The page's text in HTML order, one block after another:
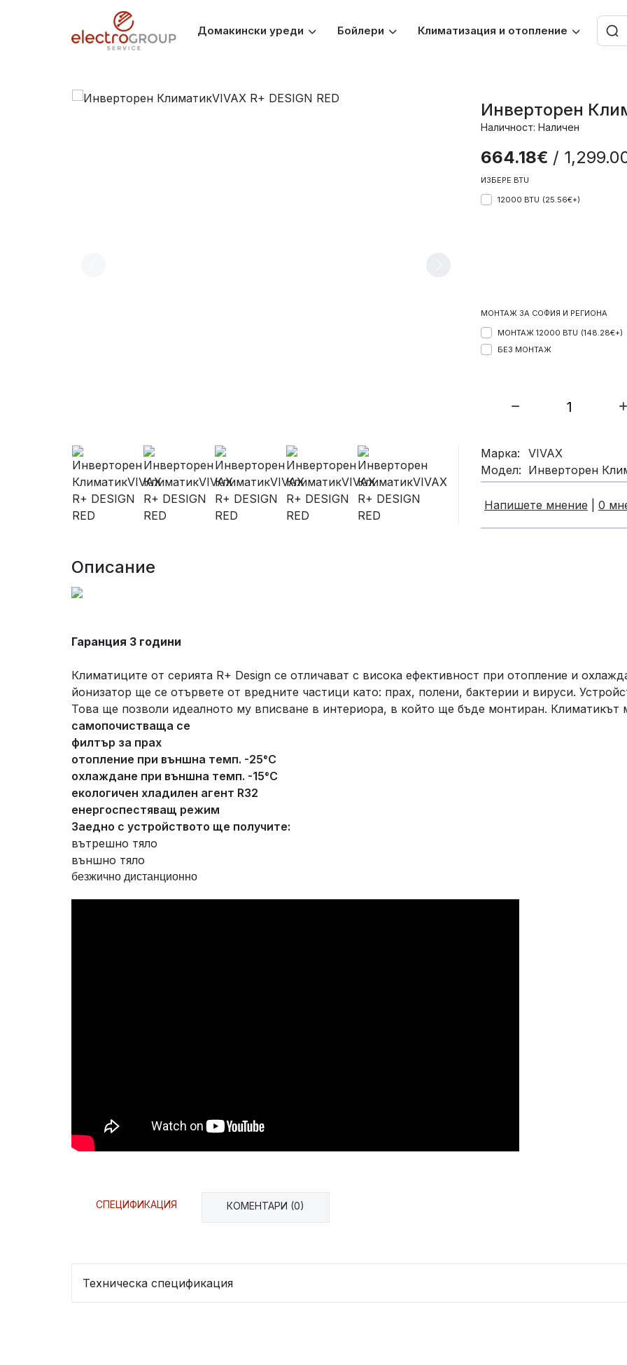
Домакински уреди Бойлери Климатизация и отопление
Инверторен
Наличност: Наличен
664.18€ /
ИЗБЕРЕ BTU
12000 BTU (25.56€+)
МОНТАЖ ЗА СОФИЯ И РЕГИОНА
МОНТАЖ 12000 BTU (148.28€+)
БЕЗ МОНТАЖ
Марка:
VIVAX
Модел: Инверторен
Напишете мнение 0
Описание
Гаранция 3 години
Климатиците от серията R+ Design се отличават с висока ефективност при отопление и
йонизатор ще се отървете от вредните частици като: прах, полени, бактерии и вируси.
Това ще позволи идеалното му вписване в интериора, в който ще бъде монтиран. Климатикът
самопочистваща се
филтър за прах
отопление при външна темп. -25°C
охлаждане при външна темп. -15°C
екологичен хладилен агент R32
енергоспестяващ режим
Заедно с устройството ще получите:
вътрешно тяло
външно тяло
безжично дистанционно
СПЕЦИФИКАЦИЯ КОМЕНТАРИ (0)
Техническа спецификация